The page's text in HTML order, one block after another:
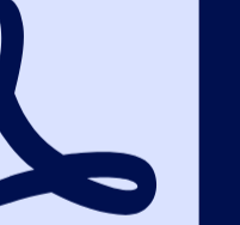
в сроках и
день подачи
даем не только
календарные
типу закупок,
чтобы